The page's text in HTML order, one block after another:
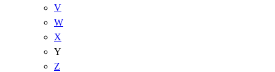
V
W
X
Y
Z